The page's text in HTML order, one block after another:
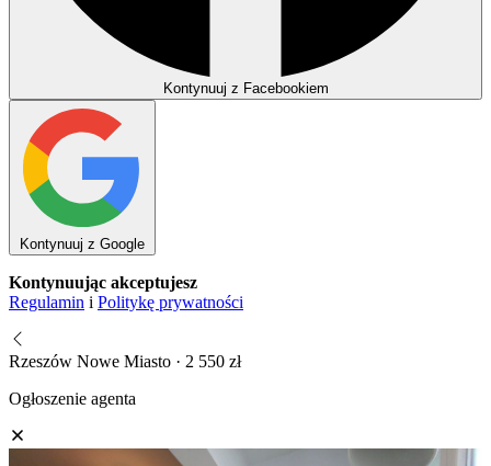
Kontynuuj z Facebookiem
Kontynuuj z Google
Kontynuując akceptujesz
Regulamin i Politykę prywatności
Rzeszów Nowe Miasto · 2 550 zł
Ogłoszenie agenta